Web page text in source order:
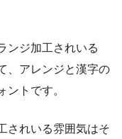
ンジ加工されいる
、アレンジと漢字の
ントです。
されいる雰囲気はそ